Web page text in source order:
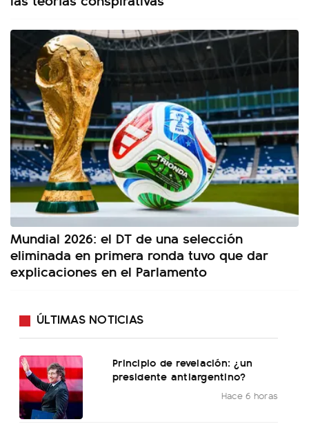
Mundial 2026: el DT de una selección
eliminada en primera ronda tuvo que dar
explicaciones en el Parlamento
ÚLTIMAS NOTICIAS
Principio de revelación: ¿un
presidente antiargentino?
Hace 6 horas